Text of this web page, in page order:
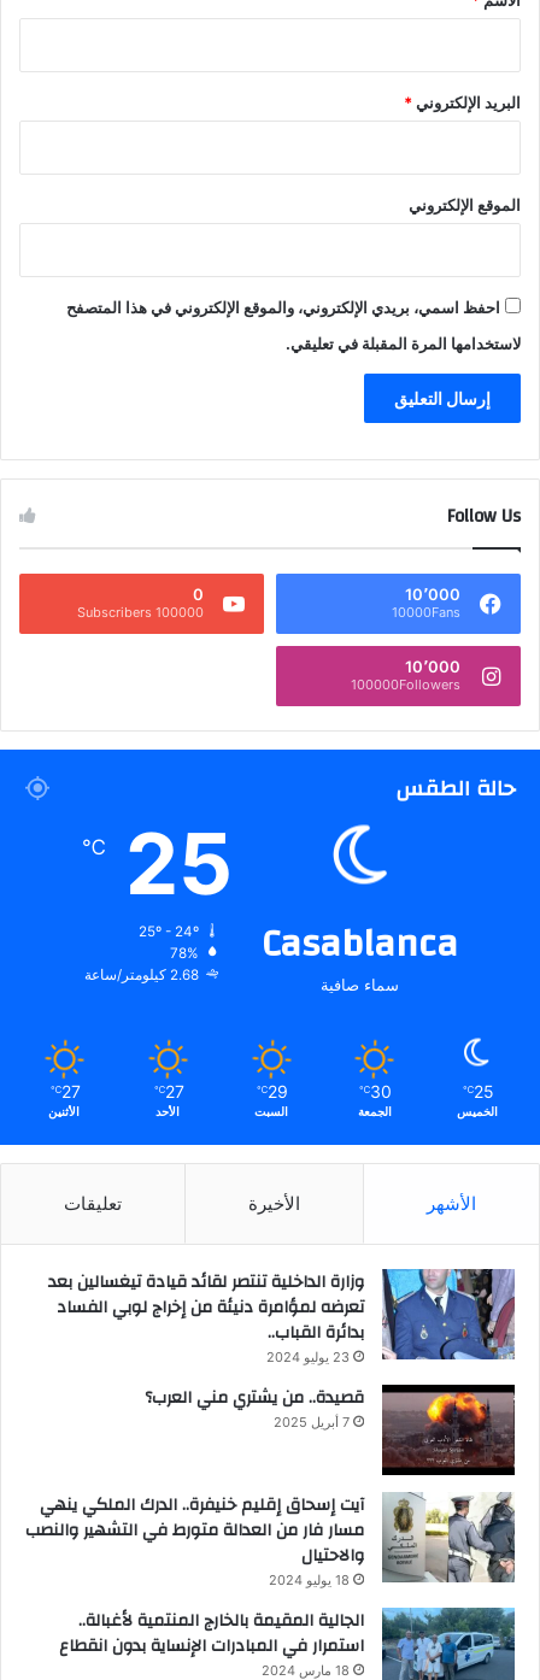
البريد الإلكتروني*
الموقع الإلكتروني
احفظ اسمي، بريدي الإلكتروني، والموقع الإلكتروني في هذا المتصفح
لاستخدامها المرة المقبلة في تعليقي.
Follow Us
10٬000
10000Fans
0
100000 Subscribers
10٬000
100000Followers
حالة الطقس
Casablanca
سماء صافية
25
℃
78%
2.68 كيلومتر/ساعة
25
℃
الخميس
30
℃
الجمعة
29
℃
السبت
27
℃
الأحد
27
℃
الأثنين
الأشهر الأخيرة تعليقات
وزارة الداخلية تنتصر لقائد قيادة تيغسالين بعد
تعرضه لمؤامرة دنيئة من إخراج لوبي الفساد
بدائرة القباب..
23 يوليو 2024
قصيدة.. من يشتري مني العرب؟
7 أبريل 2025
آيت إسحاق إقليم خنيفرة.. الدرك الملكي ينهي
مسار فار من العدالة متورط في التشهير والنصب
والاحتيال
18 يوليو 2024
الجالية المقيمة بالخارج المنتمية لأغبالة..
استمرار في المبادرات الإنساية بدون انقطاع
18 مارس 2024